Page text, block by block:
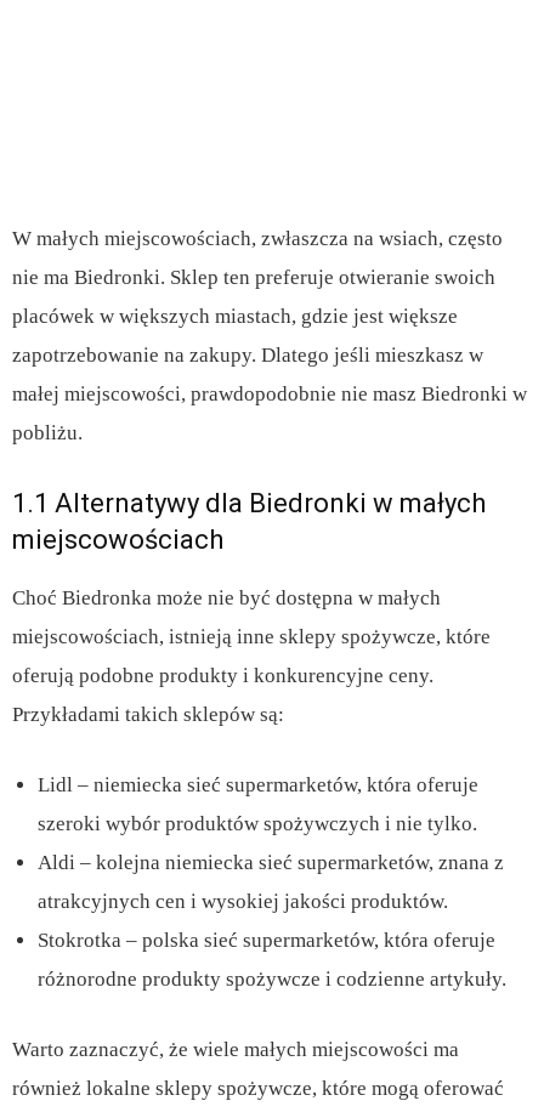
W małych miejscowościach, zwłaszcza na wsiach, często
nie ma Biedronki. Sklep ten preferuje otwieranie swoich
placówek w większych miastach, gdzie jest większe
zapotrzebowanie na zakupy. Dlatego jeśli mieszkasz w
małej miejscowości, prawdopodobnie nie masz Biedronki w
pobliżu.
1.1 Alternatywy dla Biedronki w małych
miejscowościach
Choć Biedronka może nie być dostępna w małych
miejscowościach, istnieją inne sklepy spożywcze, które
oferują podobne produkty i konkurencyjne ceny.
Przykładami takich sklepów są:
Lidl – niemiecka sieć supermarketów, która oferuje
szeroki wybór produktów spożywczych i nie tylko.
Aldi – kolejna niemiecka sieć supermarketów, znana z
atrakcyjnych cen i wysokiej jakości produktów.
Stokrotka – polska sieć supermarketów, która oferuje
różnorodne produkty spożywcze i codzienne artykuły.
Warto zaznaczyć, że wiele małych miejscowości ma
również lokalne sklepy spożywcze, które mogą oferować